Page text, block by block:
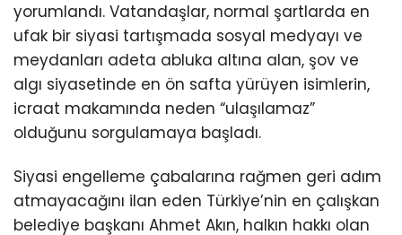
yorumlandı. Vatandaşlar, normal şartlarda en
ufak bir siyasi tartışmada sosyal medyayı ve
meydanları adeta abluka altına alan, şov ve
algı siyasetinde en ön safta yürüyen isimlerin,
icraat makamında neden “ulaşılamaz”
olduğunu sorgulamaya başladı.
Siyasi engelleme çabalarına rağmen geri adım
atmayacağını ilan eden Türkiye’nin en çalışkan
belediye başkanı Ahmet Akın, halkın hakkı olan